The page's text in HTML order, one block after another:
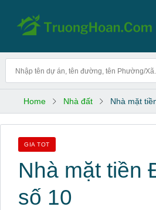
Home Nhà đất Nhà mặt
GIA TOT
Nhà mặt tiền
số 10